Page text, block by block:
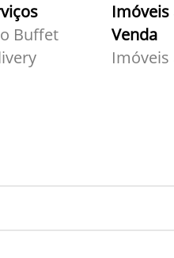
Buffet
Imóveis
Venda
Imóveis